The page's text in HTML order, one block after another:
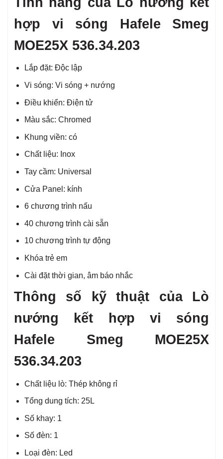
hợp vi sóng Hafele Smeg
MOE25X 536.34.203
Lắp đặt: Độc lập
Vi sóng: Vi sóng + nướng
Điều khiển: Điện tử
Màu sắc: Chromed
Khung viền: có
Chất liệu: Inox
Tay cầm: Universal
Cửa Panel: kính
6 chương trình nấu
40 chương trình cài sẵn
10 chương trình tự động
Khóa trẻ em
Cài đặt thời gian, âm báo nhắc
Thông số kỹ thuật của Lò
nướng kết hợp vi sóng
Hafele Smeg MOE25X
536.34.203
Chất liệu lò: Thép không rỉ
Tổng dung tích: 25L
Số khay: 1
Số đèn: 1
Loại đèn: Led